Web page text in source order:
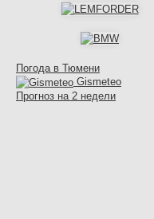
Погода в Тюмени
Gismeteo
Прогноз на 2 недели